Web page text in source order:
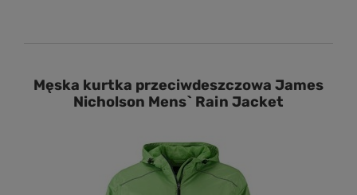
Męska kurtka przeciwdeszczowa James
Nicholson Mens` Rain Jacket